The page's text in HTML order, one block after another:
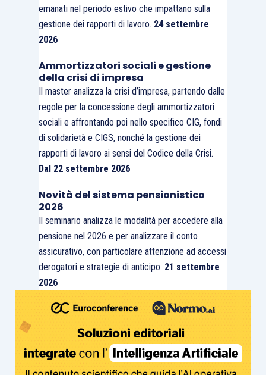
emanati nel periodo estivo che impattano sulla
gestione dei rapporti di lavoro. 24 settembre
2026
Ammortizzatori sociali e gestione
della crisi di impresa
Il master analizza la crisi d’impresa, partendo dalle
regole per la concessione degli ammortizzatori
sociali e affrontando poi nello specifico CIG, fondi
di solidarietà e CIGS, nonché la gestione dei
rapporti di lavoro ai sensi del Codice della Crisi.
Dal 22 settembre 2026
Novità del sistema pensionistico
2026
Il seminario analizza le modalità per accedere alla
pensione nel 2026 e per analizzare il conto
assicurativo, con particolare attenzione ad accessi
derogatori e strategie di anticipo. 21 settembre
2026